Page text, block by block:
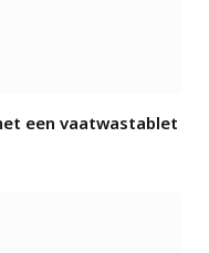
een vaatwastablet